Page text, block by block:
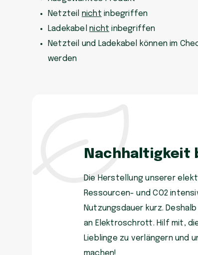
Netzteil nicht inbegriffen
Ladekabelnicht inbegriffen
Netzteil und Ladekabel können im
werden
Nachhaltigkeit
Die Herstellung unserer
Ressourcen- und CO2
Nutzungsdauer kurz.
an Elektroschrott. Hilf mit,
Lieblinge zu verlängern und
machen!